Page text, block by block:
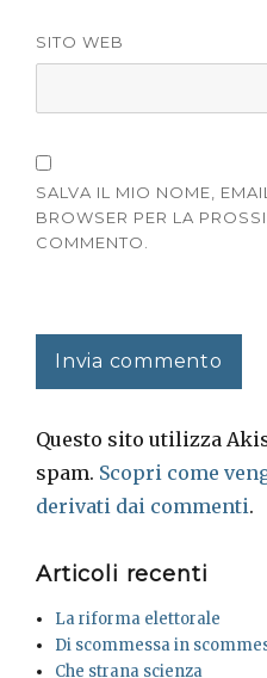
SITO WEB
SALVA IL MIO NOME,
BROWSER PER LA
COMMENTO.
Questo sito utilizza
spam. Scopri come
derivati dai commenti.
Articoli recenti
La riforma elettorale
Di scommessa in
Che strana scienza